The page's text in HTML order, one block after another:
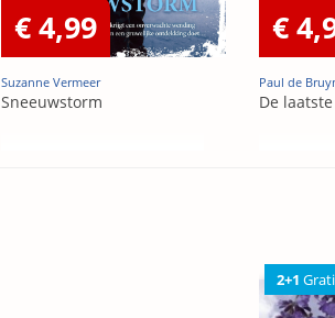
€ 4,99
Suzanne Vermeer
Sneeuwstorm
€
Paul de
De
2+1